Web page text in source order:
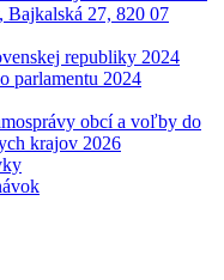
Bajkalská 27, 820 07
republiky 2024
parlamentu 2024
obcí a voľby do
krajov 2026